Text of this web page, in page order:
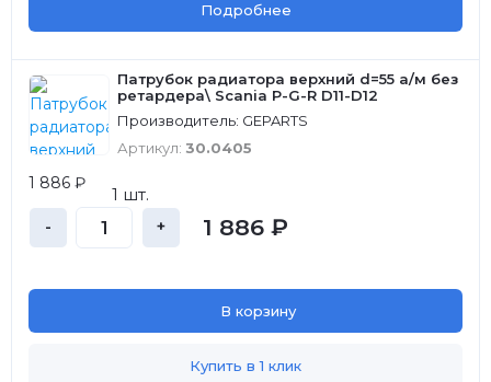
Подробнее
Патрубок радиатора верхний d=55 а/м без
ретардера\ Scania P-G-R D11-D12
Производитель: GEPARTS
Артикул: 30.0405
1 886 ₽
1 шт.
- + 1 886 ₽
В корзину
Купить в 1 клик